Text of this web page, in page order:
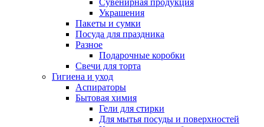
Сувенирная продукция
Украшения
Пакеты и сумки
Посуда для праздника
Разное
Подарочные коробки
Свечи для торта
Гигиена и уход
Аспираторы
Бытовая химия
Гели для стирки
Для мытья посуды и поверхностей